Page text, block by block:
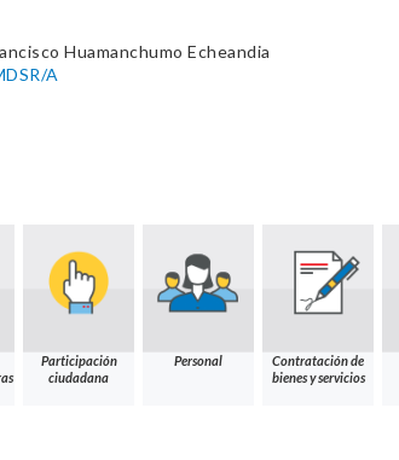
Huamanchumo Echeandia
A
Participación
ciudadana
Personal
Contratación de
bienes y servicios